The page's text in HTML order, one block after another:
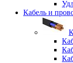
Кабель и